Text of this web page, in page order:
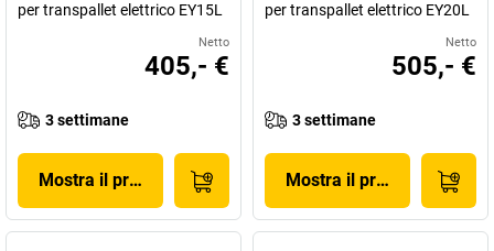
per transpallet elettrico EY15L
Netto
405,- €
3 settimane
Mostra il prodotto
per transpallet elettrico EY20L
Netto
505,- €
3 settimane
Mostra il prodotto